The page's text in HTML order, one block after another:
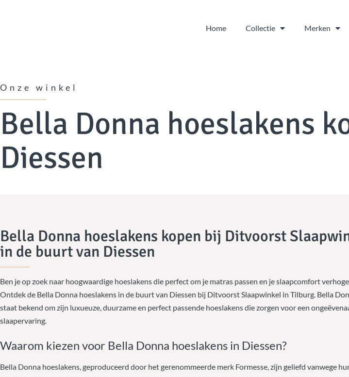
Home Collectie Merken
Onze winkel
Bella Donna hoeslakens
Diessen
Bella Donna hoeslakens kopen bij Ditvoorst
in de buurt van Diessen
Ben je op zoek naar hoogwaardige hoeslakens die perfect om je matras passen en je slaapcomfort
Ontdek de Bella Donna hoeslakens in de buurt van Diessen bij Ditvoorst Slaapwinkel in Tilburg. Bella
staat bekend om zijn luxueuze, duurzame en perfect passende hoeslakens die zorgen voor een
slaapervaring.
Waarom kiezen voor Bella Donna hoeslakens in Diessen?
Bella Donna hoeslakens, geproduceerd door het gerenommeerde merk Formesse, zijn geliefd vanwege